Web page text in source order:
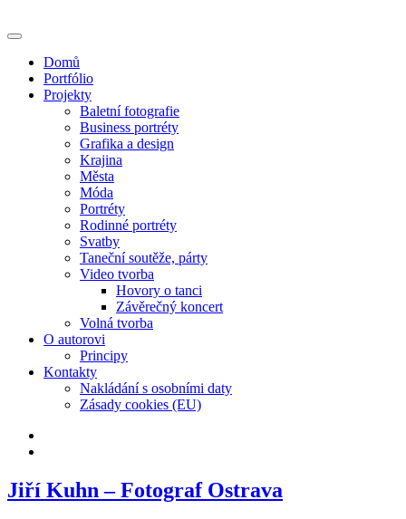
to
Domů
Portfólio
Projekty
Baletní fotografie
Business portréty
Grafika a design
Krajina
Města
Móda
Portréty
Rodinné portréty
Svatby
Taneční soutěže, párty
Video tvorba
Hovory o tanci
Závěrečný koncert
Volná tvorba
O autorovi
Principy
Kontakty
Nakládání s osobními daty
Zásady cookies (EU)
Jiří Kuhn – Fotograf Ostrava